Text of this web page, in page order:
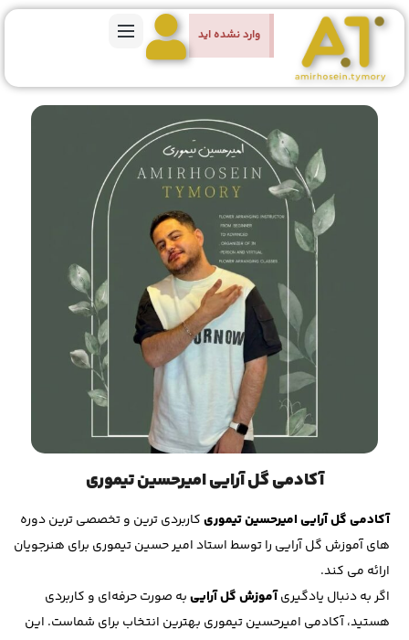
وارد نشده اید
آکادمی گل آرایی امیرحسین تیموری
آکادمی گل آرایی امیرحسین تیموریکاربردی ترین و تخصصی ترین دوره
های آموزش گل آرایی را توسط استاد امیر حسین تیموری برای هنرجویان
ارائه می کند.
اگر به دنبال یادگیریآموزش گل آراییبه صورت حرفه‌ای و کاربردی
هستید، آکادمی امیرحسین تیموری بهترین انتخاب برای شماست. این